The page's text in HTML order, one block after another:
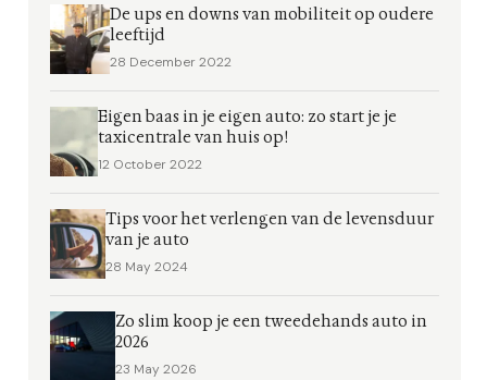
De ups en downs van mobiliteit op oudere
leeftijd
28 December 2022
Eigen baas in je eigen auto: zo start je je
taxicentrale van huis op!
12 October 2022
Tips voor het verlengen van de levensduur
van je auto
28 May 2024
Zo slim koop je een tweedehands auto in
2026
23 May 2026